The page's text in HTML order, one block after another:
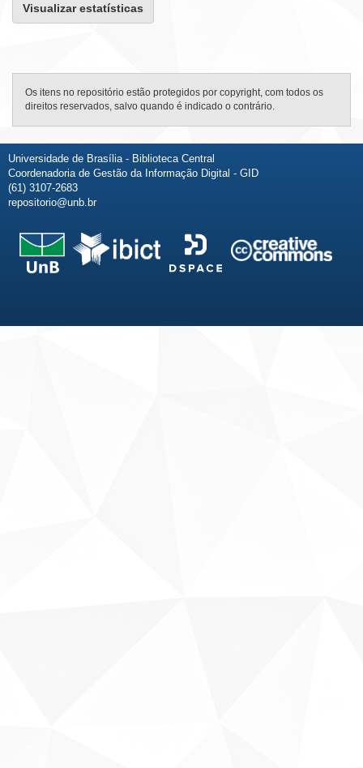
Visualizar estatísticas
Os itens no repositório estão protegidos por copyright, com todos os
direitos reservados, salvo quando é indicado o contrário.
Universidade de Brasília - Biblioteca Central
Coordenadoria de Gestão da Informação Digital - GID
(61) 3107-2683
repositorio@unb.br